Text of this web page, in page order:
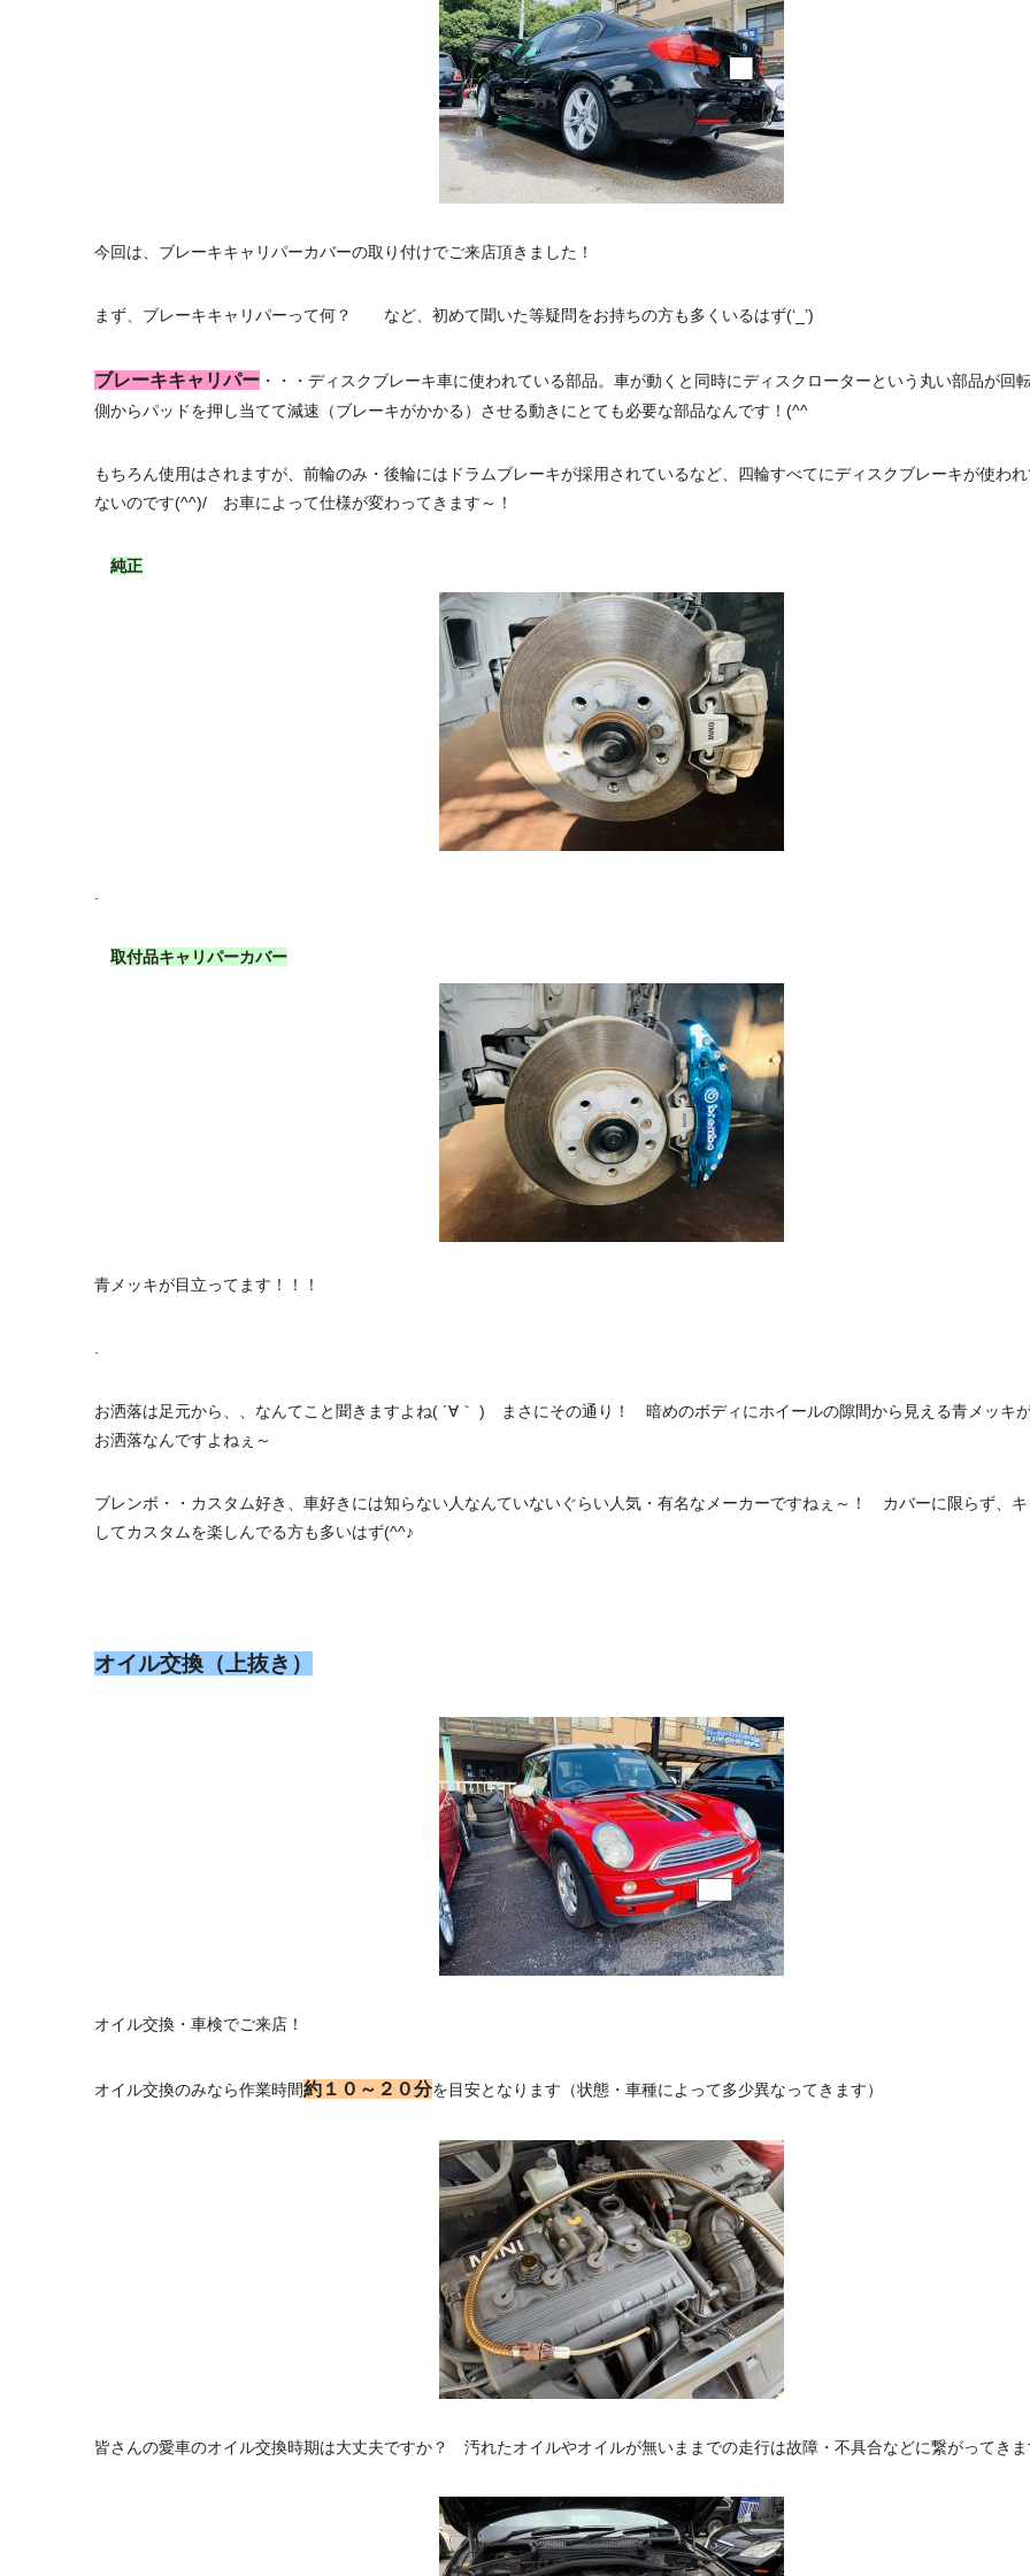
今回は、ブレーキキャリパーカバーの取り付けでご来店頂きました！
まず、ブレーキキャリパーって何？ など、初めて聞いた等疑問をお持ちの方も多くいるはず(‘_’)
ブレーキキャリパー ・・・ディスクブレーキ車に使われている部品。車が動くと同時にディスクローターという丸い部品が回
側からパッドを押し当てて減速（ブレーキがかかる）させる動きにとても必要な部品なんです！(^^
もちろん使用はされますが、前輪のみ・後輪にはドラムブレーキが採用されているなど、四輪すべてにディスクブレーキが使わ
ないのです(^^)/ お車によって仕様が変わってきます～！
純正
取付品キャリパーカバー
青メッキが目立ってます！！！
お洒落は足元から、、なんてこと聞きますよね( ´∀｀ ) まさにその通り！ 暗めのボディにホイールの隙間から見える青メッキ
お洒落なんですよねぇ～
ブレンボ・・カスタム好き、車好きには知らない人なんていないぐらい人気・有名なメーカーですねぇ～！ カバーに限らず、
してカスタムを楽しんでる方も多いはず(^^♪
オイル交換（上抜き）
オイル交換・車検でご来店！
オイル交換のみなら作業時間約１０～２０分を目安となります（状態・車種によって多少異なってきます）
皆さんの愛車のオイル交換時期は大丈夫ですか？ 汚れたオイルやオイルが無いままでの走行は故障・不具合などに繋がってき